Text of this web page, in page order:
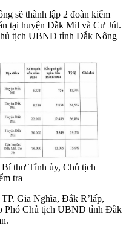
sẽ thành lập 2 đoàn kiểm
tại huyện Đắk Mil và Cư Jút.
tịch UBND tỉnh Đắk Nông
thư Tỉnh ủy, Chủ tịch
tra
Gia Nghĩa, Đắk R’lấp,
Phó Chủ tịch UBND tỉnh Đắk